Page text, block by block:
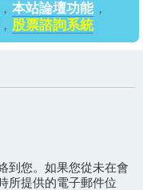
， 本站論壇功能，
股票諮詢系統
到您。如果您從未在會
所提供的電子郵件位